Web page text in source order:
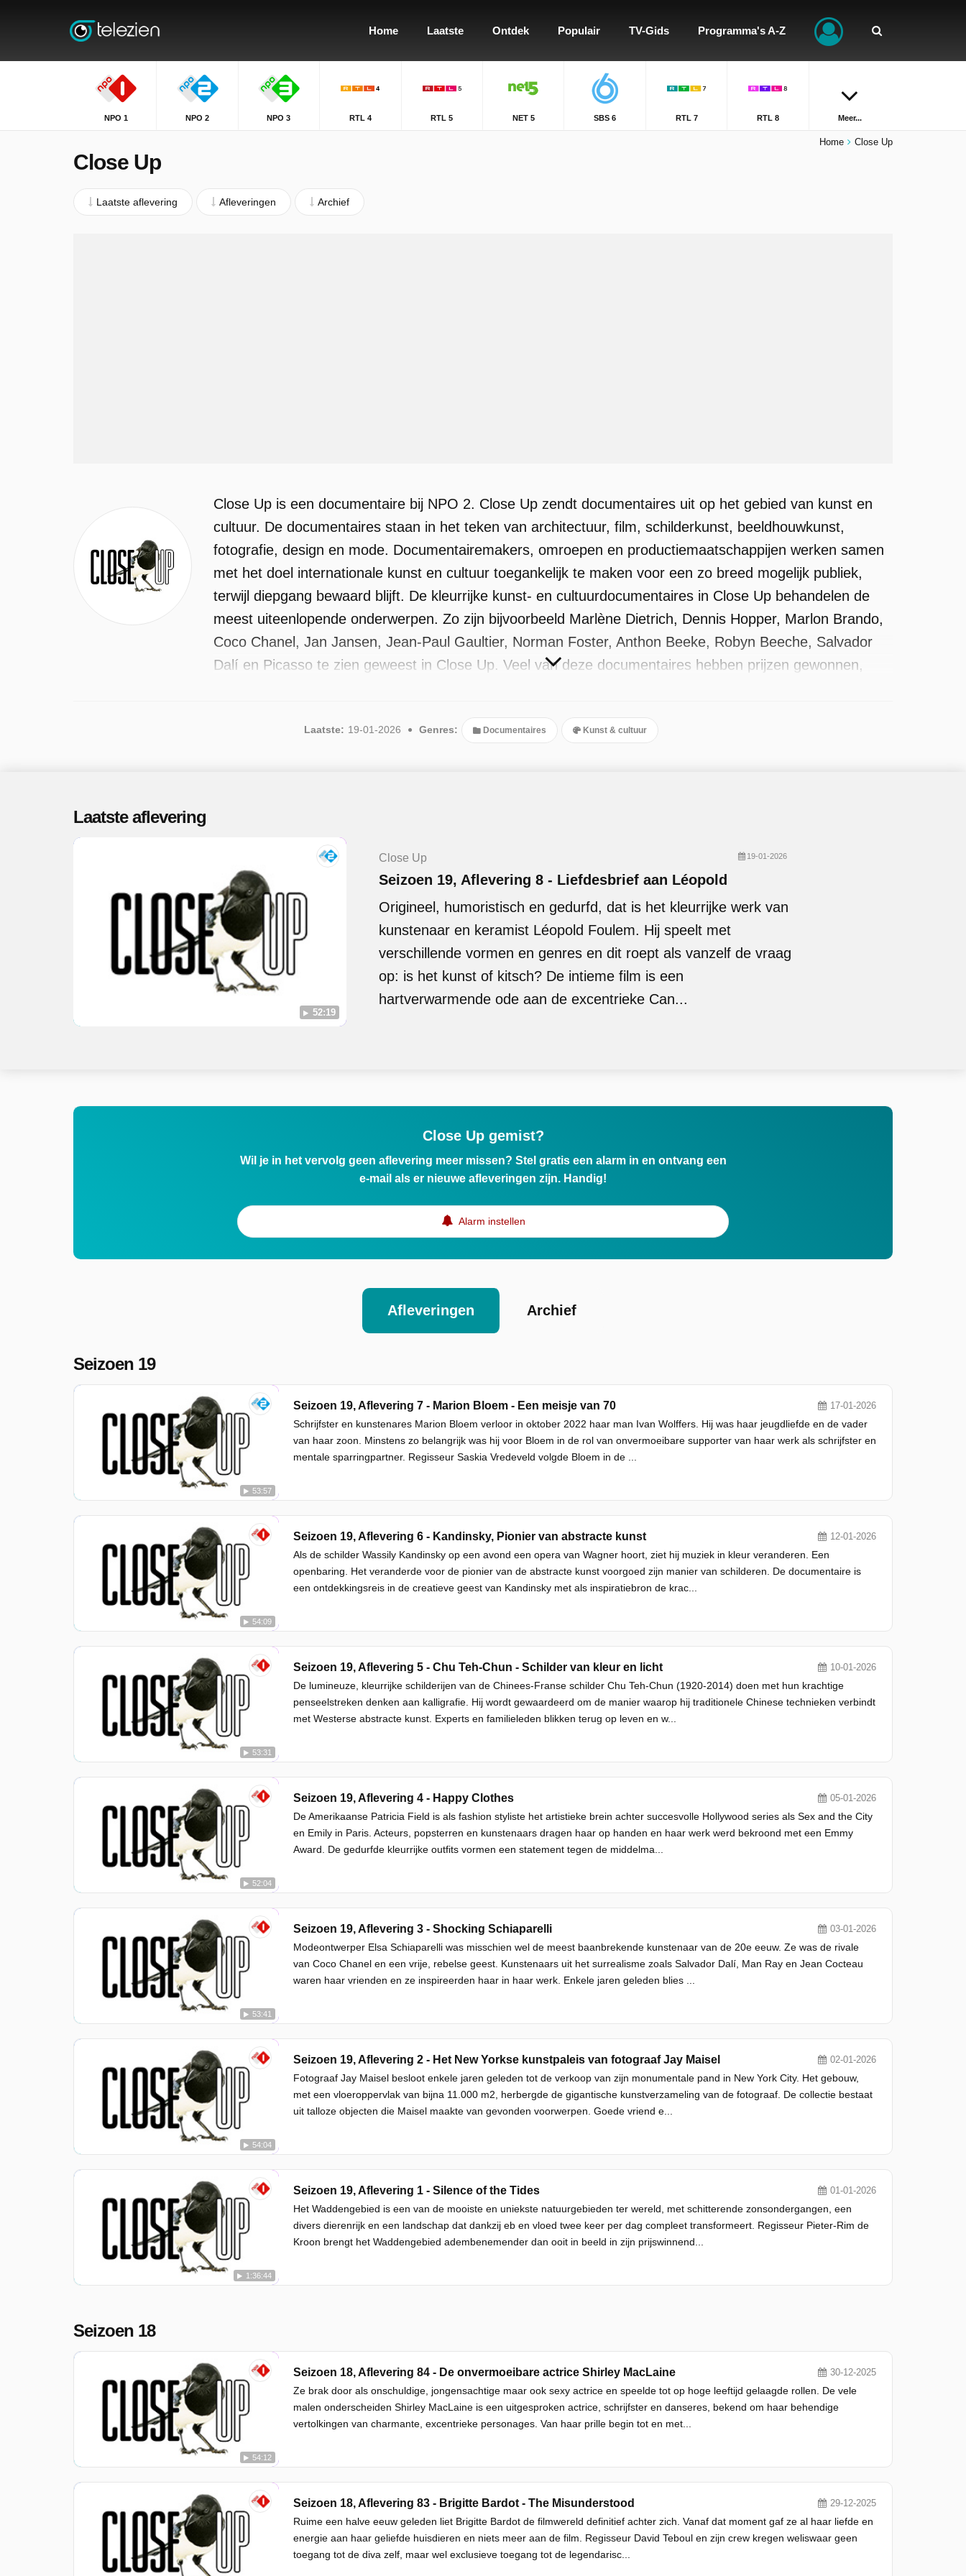
Home Laatste Ontdek Populair TV-Gids Programma's A-Z
NPO 1 NPO 2 NPO 3 RTL 4 RTL 5 NET 5 SBS 6 RTL 7 RTL 8 Meer...
Home Close Up
Close Up
Laatste aflevering Afleveringen Archief
Close Up is een documentaire bij NPO 2. Close Up zendt documentaires uit op het gebied van kunst en
cultuur. De documentaires staan in het teken van architectuur, film, schilderkunst, beeldhouwkunst,
fotografie, design en mode. Documentairemakers, omroepen en productiemaatschappijen werken samen
met het doel internationale kunst en cultuur toegankelijk te maken voor een zo breed mogelijk publiek,
terwijl diepgang bewaard blijft. De kleurrijke kunst- en cultuurdocumentaires in Close Up behandelen de
meest uiteenlopende onderwerpen. Zo zijn bijvoorbeeld Marlène Dietrich, Dennis Hopper, Marlon Brando,
Coco Chanel, Jan Jansen, Jean-Paul Gaultier, Norman Foster, Anthon Beeke, Robyn Beeche, Salvador
Dalí en Picasso te zien geweest in Close Up. Veel van deze documentaires hebben prijzen gewonnen,
Laatste: 19-01-2026 Genres: Documentaires Kunst & cultuur
Laatste aflevering
52:19
Close Up 19-01-2026
Seizoen 19, Aflevering 8 - Liefdesbrief aan Léopold
Origineel, humoristisch en gedurfd, dat is het kleurrijke werk van
kunstenaar en keramist Léopold Foulem. Hij speelt met
verschillende vormen en genres en dit roept als vanzelf de vraag
op: is het kunst of kitsch? De intieme film is een
hartverwarmende ode aan de excentrieke Can...
Close Up gemist?
Wil je in het vervolg geen aflevering meer missen? Stel gratis een alarm in en ontvang een
e-mail als er nieuwe afleveringen zijn. Handig!
Alarm instellen
Afleveringen Archief
Seizoen 19
53:57
Seizoen 19, Aflevering 7 - Marion Bloem - Een meisje van 70 17-01-2026
Schrijfster en kunstenares Marion Bloem verloor in oktober 2022 haar man Ivan Wolffers. Hij was haar jeugdliefde en de vader
van haar zoon. Minstens zo belangrijk was hij voor Bloem in de rol van onvermoeibare supporter van haar werk als schrijfster en
mentale sparringpartner. Regisseur Saskia Vredeveld volgde Bloem in de ...
54:09
Seizoen 19, Aflevering 6 - Kandinsky, Pionier van abstracte kunst 12-01-2026
Als de schilder Wassily Kandinsky op een avond een opera van Wagner hoort, ziet hij muziek in kleur veranderen. Een
openbaring. Het veranderde voor de pionier van de abstracte kunst voorgoed zijn manier van schilderen. De documentaire is
een ontdekkingsreis in de creatieve geest van Kandinsky met als inspiratiebron de krac...
53:31
Seizoen 19, Aflevering 5 - Chu Teh-Chun - Schilder van kleur en licht 10-01-2026
De lumineuze, kleurrijke schilderijen van de Chinees-Franse schilder Chu Teh-Chun (1920-2014) doen met hun krachtige
penseelstreken denken aan kalligrafie. Hij wordt gewaardeerd om de manier waarop hij traditionele Chinese technieken verbindt
met Westerse abstracte kunst. Experts en familieleden blikken terug op leven en w...
52:04
Seizoen 19, Aflevering 4 - Happy Clothes 05-01-2026
De Amerikaanse Patricia Field is als fashion styliste het artistieke brein achter succesvolle Hollywood series als Sex and the City
en Emily in Paris. Acteurs, popsterren en kunstenaars dragen haar op handen en haar werk werd bekroond met een Emmy
Award. De gedurfde kleurrijke outfits vormen een statement tegen de middelma...
53:41
Seizoen 19, Aflevering 3 - Shocking Schiaparelli 03-01-2026
Modeontwerper Elsa Schiaparelli was misschien wel de meest baanbrekende kunstenaar van de 20e eeuw. Ze was de rivale
van Coco Chanel en een vrije, rebelse geest. Kunstenaars uit het surrealisme zoals Salvador Dalí, Man Ray en Jean Cocteau
waren haar vrienden en ze inspireerden haar in haar werk. Enkele jaren geleden blies ...
54:04
Seizoen 19, Aflevering 2 - Het New Yorkse kunstpaleis van fotograaf Jay Maisel 02-01-2026
Fotograaf Jay Maisel besloot enkele jaren geleden tot de verkoop van zijn monumentale pand in New York City. Het gebouw,
met een vloeroppervlak van bijna 11.000 m2, herbergde de gigantische kunstverzameling van de fotograaf. De collectie bestaat
uit talloze objecten die Maisel maakte van gevonden voorwerpen. Goede vriend e...
1:36:44
Seizoen 19, Aflevering 1 - Silence of the Tides 01-01-2026
Het Waddengebied is een van de mooiste en uniekste natuurgebieden ter wereld, met schitterende zonsondergangen, een
divers dierenrijk en een landschap dat dankzij eb en vloed twee keer per dag compleet transformeert. Regisseur Pieter-Rim de
Kroon brengt het Waddengebied adembenemender dan ooit in beeld in zijn prijswinnend...
Seizoen 18
54:12
Seizoen 18, Aflevering 84 - De onvermoeibare actrice Shirley MacLaine 30-12-2025
Ze brak door als onschuldige, jongensachtige maar ook sexy actrice en speelde tot op hoge leeftijd gelaagde rollen. De vele
malen onderscheiden Shirley MacLaine is een uitgesproken actrice, schrijfster en danseres, bekend om haar behendige
vertolkingen van charmante, excentrieke personages. Van haar prille begin tot en met...
Seizoen 18, Aflevering 83 - Brigitte Bardot - The Misunderstood 29-12-2025
Ruime een halve eeuw geleden liet Brigitte Bardot de filmwereld definitief achter zich. Vanaf dat moment gaf ze al haar liefde en
energie aan haar geliefde huisdieren en niets meer aan de film. Regisseur David Teboul en zijn crew kregen weliswaar geen
toegang tot de diva zelf, maar wel exclusieve toegang tot de legendarisc...